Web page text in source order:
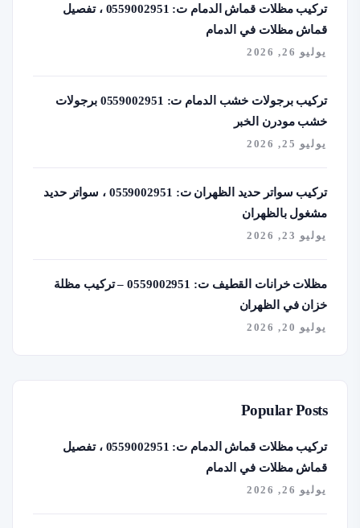
تركيب مظلات قماش الدمام ت: 0559002951 ، تفصيل
قماش مظلات في الدمام
يوليو 26, 2026
تركيب برجولات خشب الدمام ت: 0559002951 برجولات
خشب مودرن الخبر
يوليو 25, 2026
تركيب سواتر حديد الظهران ت: 0559002951 ، سواتر حديد
مشغول بالظهران
يوليو 23, 2026
مظلات خرانات القطيف ت: 0559002951 – تركيب مظلة
خزان في الظهران
يوليو 20, 2026
Popular Posts
تركيب مظلات قماش الدمام ت: 0559002951 ، تفصيل
قماش مظلات في الدمام
يوليو 26, 2026